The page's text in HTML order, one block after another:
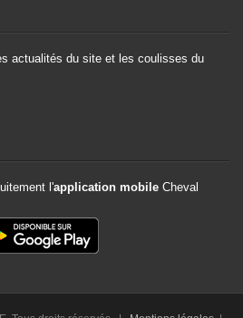
actualités du site et les coulisses du
l'application mobile Cheval